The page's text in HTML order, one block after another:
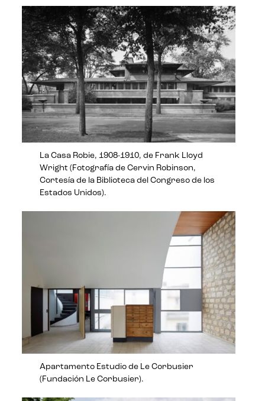
La Casa Robie, 1908-1910, de Frank Lloyd
Wright (Fotografía de Cervin Robinson,
Cortesía de la Biblioteca del Congreso de los
Estados Unidos).
Apartamento Estudio de Le Corbusier
(Fundación Le Corbusier).